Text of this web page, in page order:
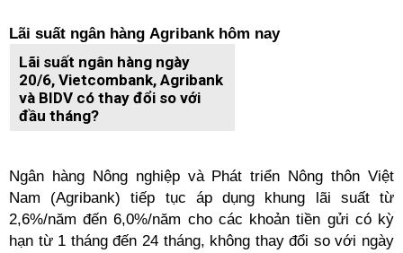
Lãi suất ngân hàng Agribank hôm nay
Lãi suất ngân hàng ngày
20/6, Vietcombank, Agribank
và BIDV có thay đổi so với
đầu tháng?
Ngân hàng Nông nghiệp và Phát triển Nông thôn Việt
Nam (Agribank) tiếp tục áp dụng khung lãi suất từ
2,6%/năm đến 6,0%/năm cho các khoản tiền gửi có kỳ
hạn từ 1 tháng đến 24 tháng, không thay đổi so với ngày